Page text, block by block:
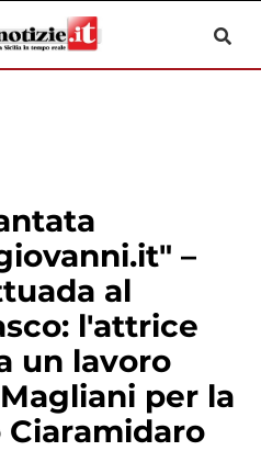
–
al
l'attrice
un lavoro
per la
Ciaramidaro